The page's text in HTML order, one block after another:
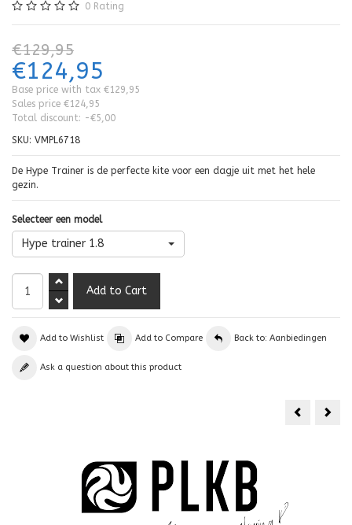
0 Rating
€129,95
€124,95
Base price with tax €129,95
Sales price €124,95
Total discount: -€5,00
SKU: VMPL6718
De Hype Trainer is de perfecte kite voor een dagje uit met het hele
gezin.
Selecteer een model
Hype trainer 1.8
Add to Wishlist Add to Compare Back to: Aanbiedingen
Ask a question about this product